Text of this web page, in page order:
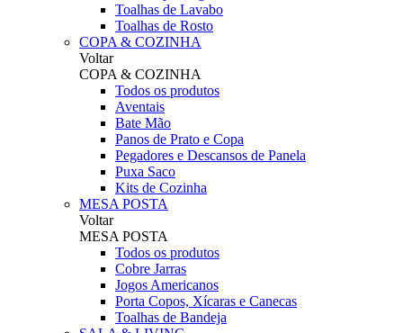
Toalhas de Lavabo
Toalhas de Rosto
COPA & COZINHA
Voltar
COPA & COZINHA
Todos os produtos
Aventais
Bate Mão
Panos de Prato e Copa
Pegadores e Descansos de Panela
Puxa Saco
Kits de Cozinha
MESA POSTA
Voltar
MESA POSTA
Todos os produtos
Cobre Jarras
Jogos Americanos
Porta Copos, Xícaras e Canecas
Toalhas de Bandeja